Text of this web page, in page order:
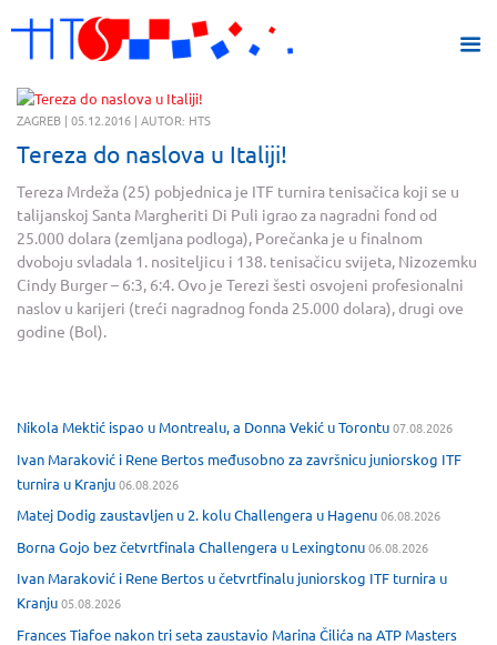
ZAGREB | 05.12.2016 | AUTOR: HTS
Tereza do naslova u Italiji!
Tereza Mrdeža (25) pobjednica je ITF turnira tenisačica koji se u
talijanskoj Santa Margheriti Di Puli igrao za nagradni fond od
25.000 dolara (zemljana podloga), Porečanka je u finalnom
dvoboju svladala 1. nositeljicu i 138. tenisačicu svijeta, Nizozemku
Cindy Burger – 6:3, 6:4. Ovo je Terezi šesti osvojeni profesionalni
naslov u karijeri (treći nagradnog fonda 25.000 dolara), drugi ove
godine (Bol).
Nikola Mektić ispao u Montrealu, a Donna Vekić u Torontu07.08.2026
Ivan Maraković i Rene Bertos međusobno za završnicu juniorskog ITF
turnira u Kranju06.08.2026
Matej Dodig zaustavljen u 2. kolu Challengera u Hagenu06.08.2026
Borna Gojo bez četvrtfinala Challengera u Lexingtonu06.08.2026
Ivan Maraković i Rene Bertos u četvrtfinalu juniorskog ITF turnira u
Kranju05.08.2026
Frances Tiafoe nakon tri seta zaustavio Marina Čilića na ATP Masters